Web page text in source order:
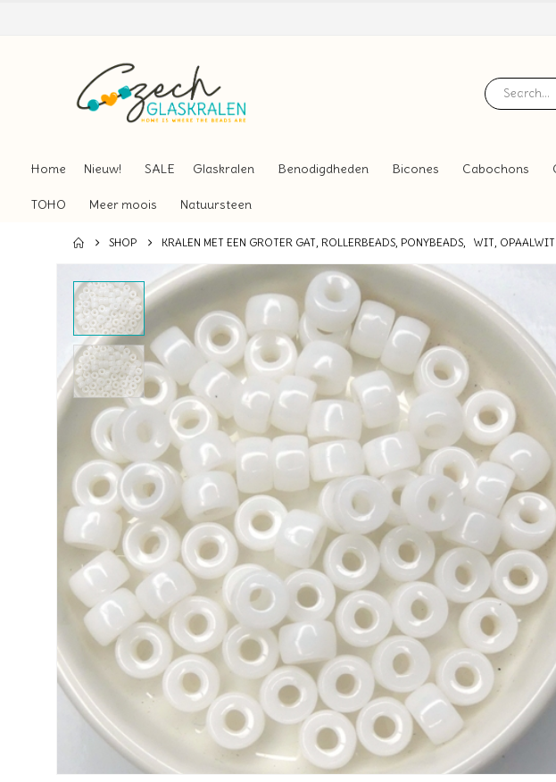
Home Nieuw! SALE Glaskralen Benodigdheden Bicones Cabochons
TOHO Meer moois Natuursteen
SHOP KRALEN MET EEN GROTER GAT, ROLLERBEADS, PONYBEADS, WIT, OPAALWIT